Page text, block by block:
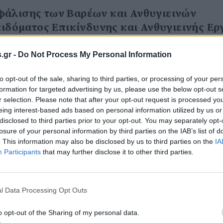
- Do Not Process My Personal Information
opt-out of the sale, sharing to third parties, or processing of your
for targeted advertising by us, please use the below opt-out
selection. Please note that after your opt-out request is processed
interest-based ads based on personal information utilized by us
to third parties prior to your opt-out. You may separately
of your personal information by third parties on the IAB’s list of
This information may also be disclosed by us to third parties on the
Participants that may further disclose it to other third parties.
Data Processing Opt Outs
opt-out of the Sharing of my personal data.
των Βαρέων και Ανθυγιεινών
Επικίνδυνης και Ανθυγιεινής
του σε κλάδους εργαζομένων που
πως τάσσεται υπέρ της θέσης της
σε όλες τις υπηρεσίες των Ο.Τ.Α.
Αποφασίστηκε από κοινού να ζητήσουμε
των προσλήψεων σε όλους τους
Τοπικής Αυτοδιοίκησης.
τις ιδιωτικοποιήσεις
Δημοτικών Συμβουλίων (Άρθρο
εκτάκτων μέτρων αποφυγής εξάπλωσης
θέση της για την καταρχήν κάλυψη
των υπηρεσιών των Ο.Τ.Α.